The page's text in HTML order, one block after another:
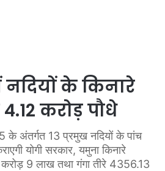
नदियों के किनारे
करोड़ पौधे
के अंतर्गत 13 प्रमुख नदियों के पांच
योगी सरकार, यमुना किनारे
9 लाख तथा गंगा तीरे 4356.13